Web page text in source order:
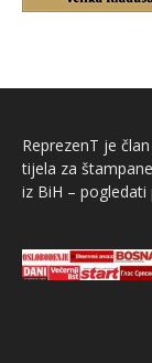
ReprezenT je
tijela za
iz BiH –